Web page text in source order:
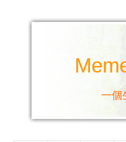
一個